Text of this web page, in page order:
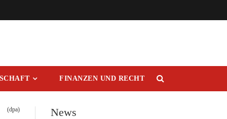
FINANZEN UND RECHT
(dpa) News